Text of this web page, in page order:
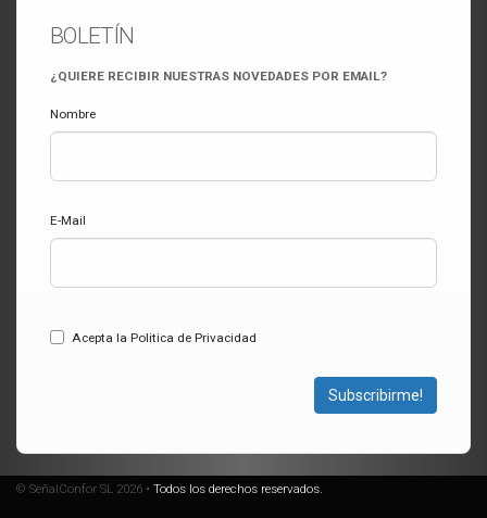
BOLETÍN
¿QUIERE RECIBIR NUESTRAS NOVEDADES POR EMAIL?
Nombre
E-Mail
Acepta la Politica de Privacidad
Subscribirme!
© SeñalConfor SL 2026 • Todos los derechos reservados.